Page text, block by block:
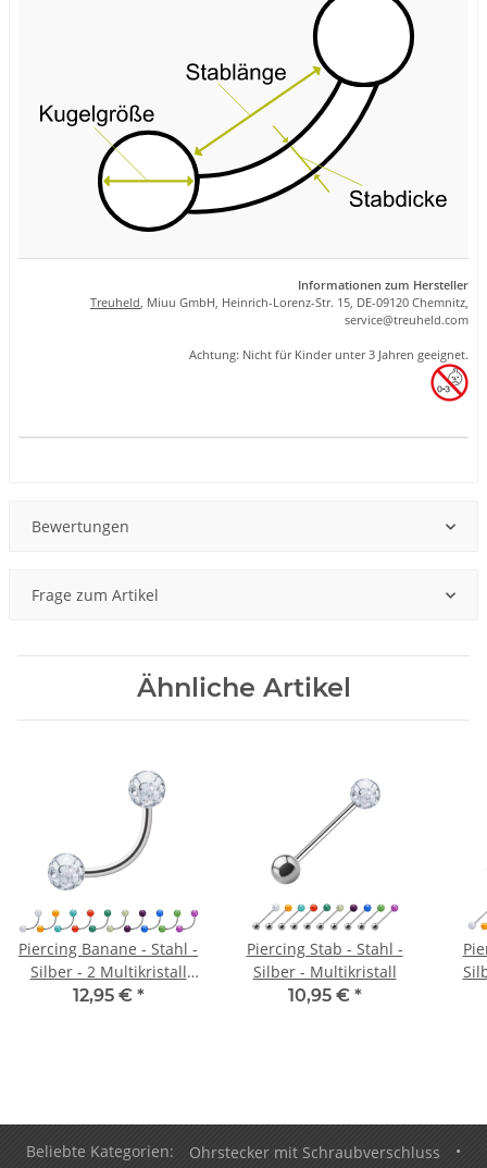
Informationen zum Hersteller
Treuheld, Miuu GmbH, Heinrich-Lorenz-Str. 15, DE-09120 Chemnitz,
service@treuheld.com
Achtung: Nicht für Kinder unter 3 Jahren geeignet.
Bewertungen
Frage zum Artikel
Ähnliche Artikel
Piercing Banane - Stahl -
Silber - 2 Multikristall
Kugeln
12,95 € *
Piercing Stab - Stahl -
Silber - Multikristall
10,95 € *
Beliebte Kategorien: Ohrstecker mit Schraubverschluss
•